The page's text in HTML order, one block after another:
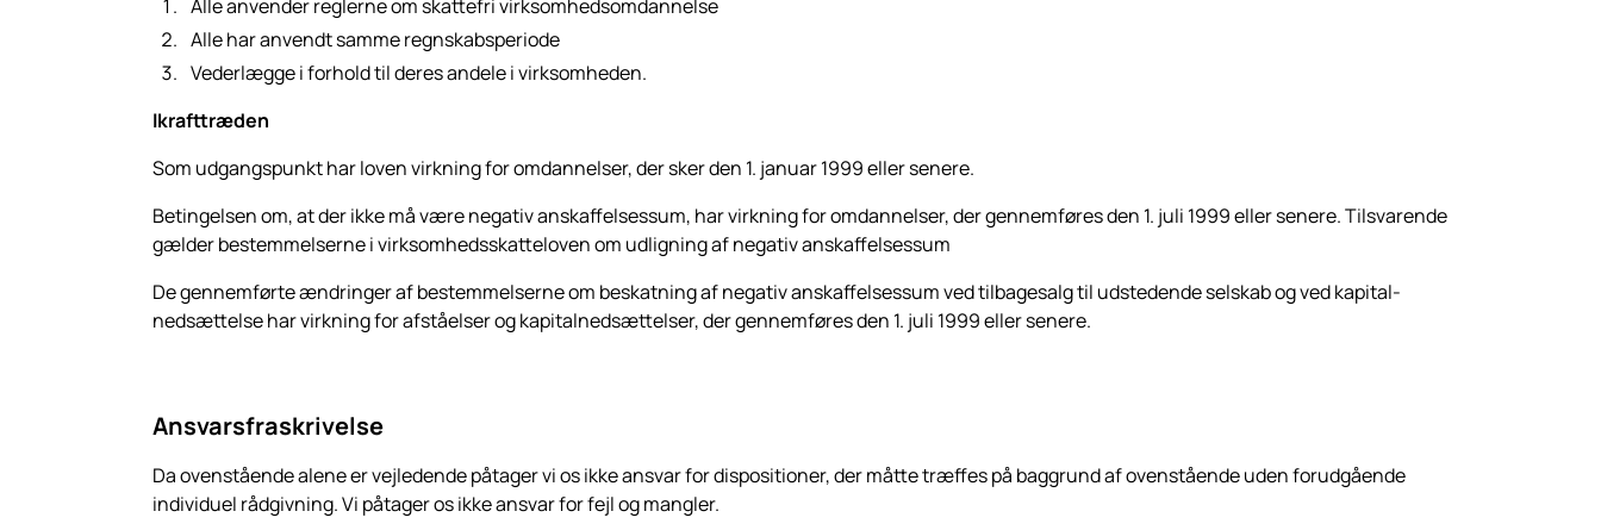
Alle anvender reglerne om skattefri virksomhedsomdannelse
Alle har anvendt samme regnskabsperiode
Vederlægge i forhold til deres andele i virksomheden.
Ikrafttræden
Som udgangspunkt har loven virkning for omdannelser, der sker den 1. januar 1999 eller senere.
Betingelsen om, at der ikke må være negativ anskaffelsessum, har virk­ning for omdannelser, der gennemføres den 1. juli 1999 eller senere. Til­svarende
gælder bestemmelserne i virksomhedsskatteloven om udligning af negativ anskaffelsessum
De gennemførte ændringer af bestemmelserne om beskatning af negativ anskaffelsessum ved tilbagesalg til udstedende selskab og ved kapital­
nedsættelse har virkning for afståelser og kapitalnedsættelser, der gen­nemføres den 1. juli 1999 eller senere.
Ansvarsfraskrivelse
Da ovenstående alene er vejledende påtager vi os ikke ansvar for dispositioner, der måtte træffes på baggrund af ovenstående uden forudgående
individuel rådgivning. Vi påtager os ikke ansvar for fejl og mangler.